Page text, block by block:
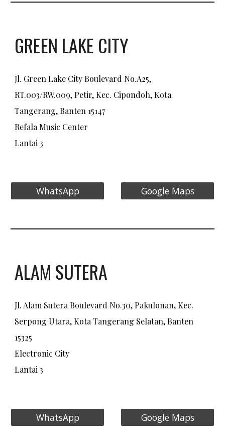
GREEN LAKE CITY
Jl. Green Lake City Boulevard No.A25,
RT.003/RW.009, Petir, Kec. Cipondoh, Kota
Tangerang, Banten 15147
Refala Music Center
Lantai 3
WhatsApp Google Maps
ALAM SUTERA
Jl. Alam Sutera Boulevard No.30, Pakulonan, Kec.
Serpong Utara, Kota Tangerang Selatan, Banten
15325
​Electronic City
Lantai 3
WhatsApp Google Maps